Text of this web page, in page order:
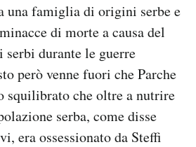
una famiglia di origini serbe e
di morte a causa del
serbi durante le guerre
però venne fuori che Parche
squilibrato che oltre a nutrire
serba, come disse
era ossessionato da Steffi